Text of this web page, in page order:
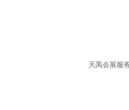
天禹会展服